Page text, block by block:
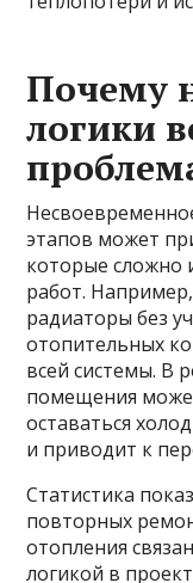
Почему
логики
этапов может
которые сложно
работ.
радиаторы без
отопительных
всей системы. В
помещения
оставаться
и приводит к
Статистика
повторных
отопления
логикой в